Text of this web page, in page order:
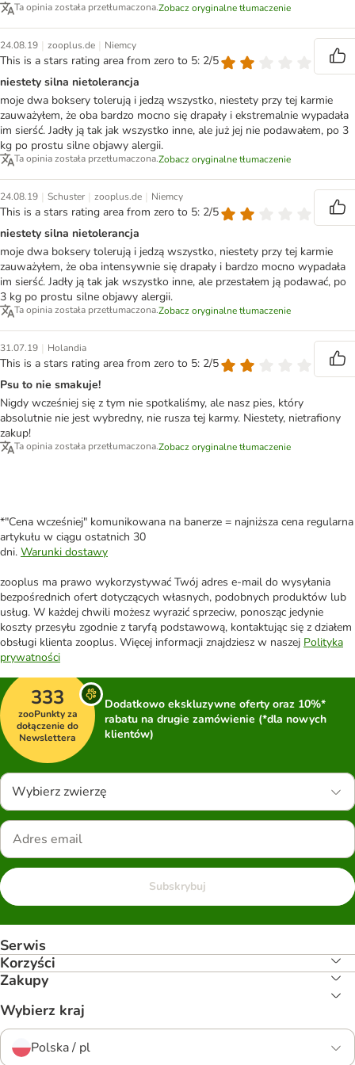
Ta opinia została przetłumaczona.Zobacz oryginalne tłumaczenie
24.08.19 | zooplus.de | Niemcy
This is a stars rating area from zero to 5: 2/5
niestety silna nietolerancja
moje dwa boksery tolerują i jedzą wszystko, niestety przy tej karmie
zauważyłem, że oba bardzo mocno się drapały i ekstremalnie wypadała
im sierść. Jadły ją tak jak wszystko inne, ale już jej nie podawałem, po 3
kg po prostu silne objawy alergii.
Ta opinia została przetłumaczona.Zobacz oryginalne tłumaczenie
24.08.19 | Schuster | zooplus.de | Niemcy
This is a stars rating area from zero to 5: 2/5
niestety silna nietolerancja
moje dwa boksery tolerują i jedzą wszystko, niestety przy tej karmie
zauważyłem, że oba intensywnie się drapały i bardzo mocno wypadała
im sierść. Jadły ją tak jak wszystko inne, ale przestałem ją podawać, po
3 kg po prostu silne objawy alergii.
Ta opinia została przetłumaczona.Zobacz oryginalne tłumaczenie
31.07.19 | Holandia
This is a stars rating area from zero to 5: 2/5
Psu to nie smakuje!
Nigdy wcześniej się z tym nie spotkaliśmy, ale nasz pies, który
absolutnie nie jest wybredny, nie rusza tej karmy. Niestety, nietrafiony
zakup!
Ta opinia została przetłumaczona.Zobacz oryginalne tłumaczenie
*"Cena wcześniej" komunikowana na banerze = najniższa cena regularna
artykułu w ciągu ostatnich 30
dni. Warunki dostawy
zooplus ma prawo wykorzystywać Twój adres e-mail do wysyłania
bezpośrednich ofert dotyczących własnych, podobnych produktów lub
usług. W każdej chwili możesz wyrazić sprzeciw, ponosząc jedynie
koszty przesyłu zgodnie z taryfą podstawową, kontaktując się z działem
obsługi klienta zooplus. Więcej informacji znajdziesz w naszej Polityka
prywatności
333
zooPunkty za
dołączenie do
Newslettera
Dodatkowo ekskluzywne oferty oraz 10%*
rabatu na drugie zamówienie (*dla nowych
klientów)
Wybierz zwierzę
Subskrybuj
Serwis
Korzyści
Zakupy
Wybierz kraj
Polska / pl